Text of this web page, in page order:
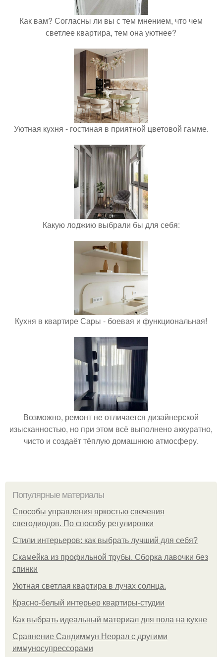
Как вам? Согласны ли вы с тем мнением, что чем
светлее квартира, тем она уютнее?
Уютная кухня - гостиная в приятной цветовой гамме.
Какую лоджию выбрали бы для себя:
Кухня в квартире Сары - боевая и функциональная!
Возможно, ремонт не отличается дизайнерской
изысканностью, но при этом всё выполнено аккуратно,
чисто и создаёт тёплую домашнюю атмосферу.
Популярные материалы
Способы управления яркостью свечения
светодиодов. По способу регулировки
Стили интерьеров: как выбрать лучший для себя?
Скамейка из профильной трубы. Сборка лавочки без
спинки
Уютная светлая квартира в лучах солнца.
Красно-белый интерьер квартиры-студии
Как выбрать идеальный материал для пола на кухне
Сравнение Сандиммун Неорал с другими
иммуносупрессорами